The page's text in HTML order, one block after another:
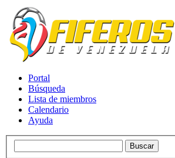
Portal
Búsqueda
Lista de miembros
Calendario
Ayuda